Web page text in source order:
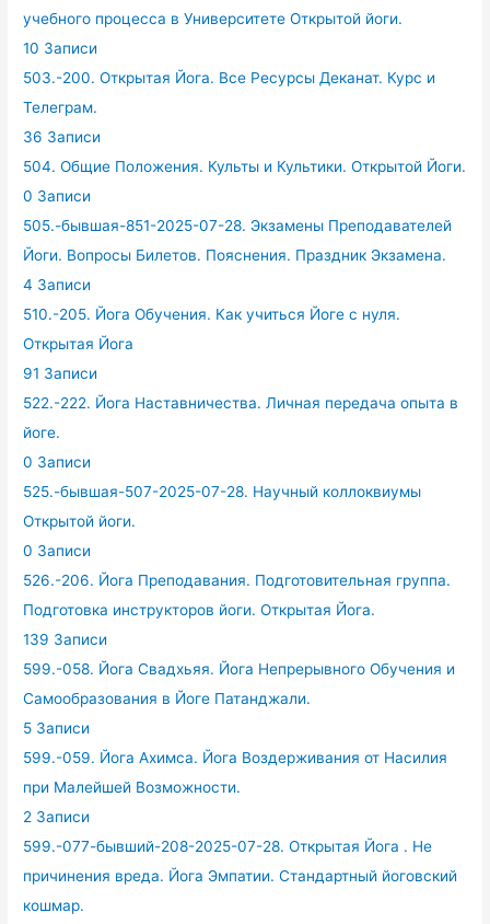
учебного процесса в Университете Открытой йоги.
10 Записи
503.-200. Открытая Йога. Все Ресурсы Деканат. Курс и
Телеграм.
36 Записи
504. Общие Положения. Культы и Культики. Открытой Йоги.
0 Записи
505.-бывшая-851-2025-07-28. Экзамены Преподавателей
Йоги. Вопросы Билетов. Пояснения. Праздник Экзамена.
4 Записи
510.-205. Йога Обучения. Как учиться Йоге с нуля.
Открытая Йога
91 Записи
522.-222. Йога Наставничества. Личная передача опыта в
йоге.
0 Записи
525.-бывшая-507-2025-07-28. Научный коллоквиумы
Открытой йоги.
0 Записи
526.-206. Йога Преподавания. Подготовительная группа.
Подготовка инструкторов йоги. Открытая Йога.
139 Записи
599.-058. Йога Свадхьяя. Йога Непрерывного Обучения и
Самообразования в Йоге Патанджали.
5 Записи
599.-059. Йога Ахимса. Йога Воздерживания от Насилия
при Малейшей Возможности.
2 Записи
599.-077-бывший-208-2025-07-28. Открытая Йога . Не
причинения вреда. Йога Эмпатии. Стандартный йоговский
кошмар.